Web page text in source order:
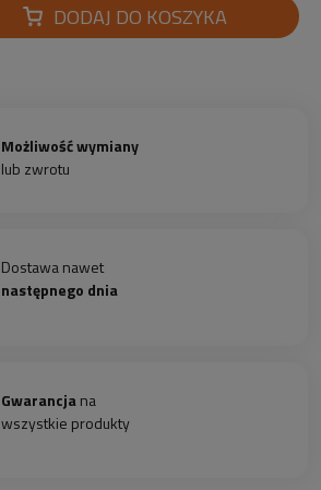
DODAJ DO KOSZYKA
Możliwość wymiany
lub zwrotu
Dostawa nawet
następnego dnia
Gwarancjana
wszystkie produkty